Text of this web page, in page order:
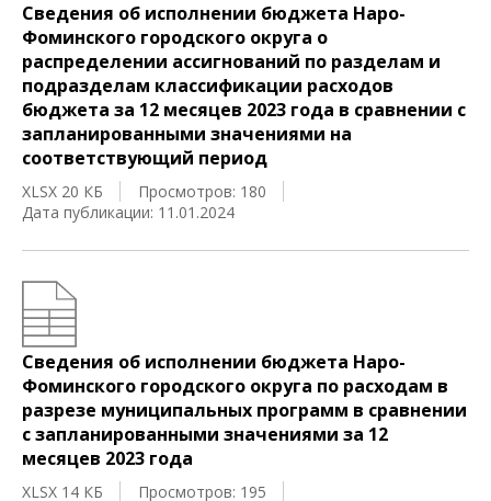
Сведения об исполнении бюджета Наро-
Фоминского городского округа о
распределении ассигнований по разделам и
подразделам классификации расходов
бюджета за 12 месяцев 2023 года в сравнении с
запланированными значениями на
соответствующий период
XLSX 20 КБ
Просмотров: 180
Дата публикации: 11.01.2024
Сведения об исполнении бюджета Наро-
Фоминского городского округа по расходам в
разрезе муниципальных программ в сравнении
с запланированными значениями за 12
месяцев 2023 года
XLSX 14 КБ
Просмотров: 195